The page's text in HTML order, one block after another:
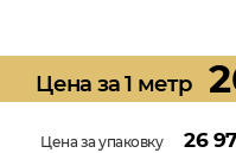
Цена за 1 метр
Цена за упаковку 26